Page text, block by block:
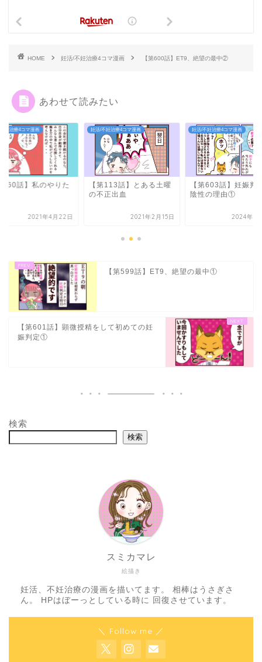
HOME 妊活/不妊治療4コマ漫画 【第600話】ET9、絶望の最中②
あわせて読みたい
妊治療4コマ漫画
160話】私のやりた
2021年4月22日
妊活/不妊治療4コマ漫画
【第113話】とある土曜
の不正出血
2021年2月15日
妊活/不妊治療4コマ漫画
【第603話】妊娠判
陰性の理由①
2024年7
【第599話】ET9、絶望の最中①
【第601話】顕微授精をして初めての妊
娠判定①
検索
検索
絵描き
スミカマレ
妊活、不妊治療の漫画を描いてます。 相棒はうさぎさ
ん。 HPはぼーっとしている時に 回復させています。
＼ Follow me ／